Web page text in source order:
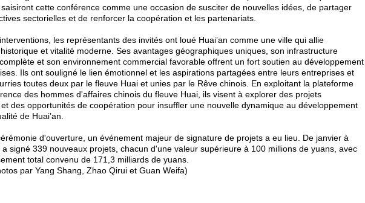
cette conférence comme une occasion de susciter de nouvelles idées, de partager
sectorielles et de renforcer la coopération et les partenariats.
les représentants des invités ont loué Huai’an comme une ville qui allie
et vitalité moderne. Ses avantages géographiques uniques, son infrastructure
et son environnement commercial favorable offrent un fort soutien au développement
Ils ont souligné le lien émotionnel et les aspirations partagées entre leurs entreprises et
toutes deux par le fleuve Huai et unies par le Rêve chinois. En exploitant la plateforme
des hommes d'affaires chinois du fleuve Huai, ils visent à explorer des projets
des opportunités de coopération pour insuffler une nouvelle dynamique au développement
de Huai’an.
d'ouverture, un événement majeur de signature de projets a eu lieu. De janvier à
a signé 339 nouveaux projets, chacun d'une valeur supérieure à 100 millions de yuans, avec
total convenu de 171,3 milliards de yuans.
par Yang Shang, Zhao Qirui et Guan Weifa)